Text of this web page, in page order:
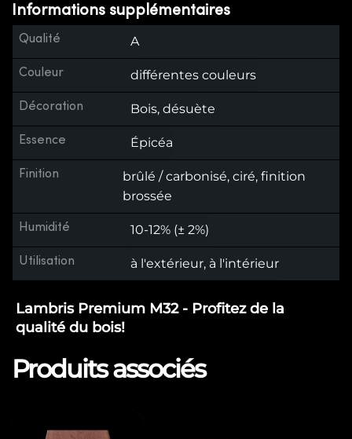
Informations supplémentaires
Qualité A
Couleur différentes couleurs
Décoration Bois, désuète
Essence Épicéa
Finition
brûlé / carbonisé, ciré, finition
brossée
Humidité 10-12% (± 2%)
Utilisation à l'extérieur, à l'intérieur
Lambris Premium M32 - Profitez de la
qualité du bois!
Produits associés